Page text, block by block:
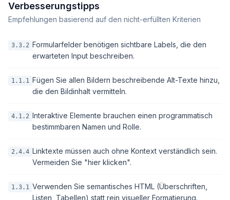
Verbesserungstipps
Empfehlungen basierend auf den nicht-erfüllten Kriterien
3.3.2 Formularfelder benötigen sichtbare Labels, die den
erwarteten Input beschreiben.
1.1.1 Fügen Sie allen Bildern beschreibende Alt-Texte hinzu,
die den Bildinhalt vermitteln.
4.1.2 Interaktive Elemente brauchen einen programmatisch
bestimmbaren Namen und Rolle.
2.4.4 Linktexte müssen auch ohne Kontext verständlich sein.
Vermeiden Sie "hier klicken".
1.3.1 Verwenden Sie semantisches HTML (Überschriften,
Listen, Tabellen) statt rein visueller Formatierung.